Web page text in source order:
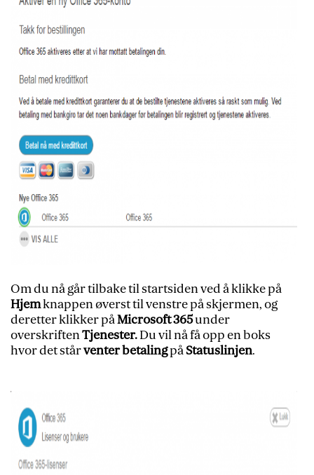
Om du nå går tilbake til startsiden ved å klikke på
Hjemknappen øverst til venstre på skjermen, og
deretter klikker påMicrosoft 365under
overskriftenTjenester.Du vil nå få opp en boks
hvor det stårventer betalingpåStatuslinjen.